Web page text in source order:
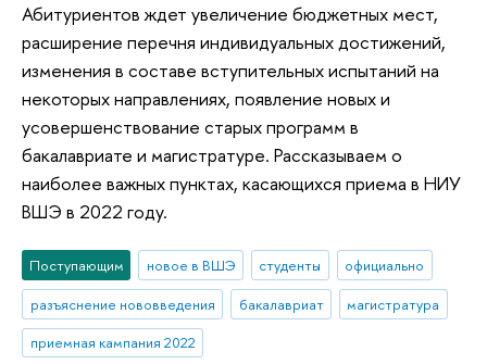
Абитуриентов ждет увеличение бюджетных мест,
расширение перечня индивидуальных достижений,
изменения в составе вступительных испытаний на
некоторых направлениях, появление новых и
усовершенствование старых программ в
бакалавриате и магистратуре. Рассказываем о
наиболее важных пунктах, касающихся приема в НИУ
ВШЭ в 2022 году.
Поступающим новое в ВШЭ студенты
официально
разъяснение нововведения
бакалавриат
магистратура
приемная кампания 2022